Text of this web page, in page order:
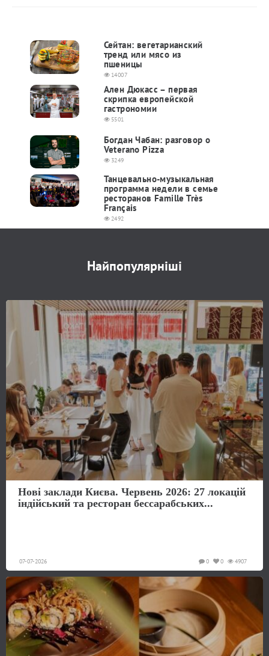
Сейтан: вегетарианский
тренд или мясо из
пшеницы
14007
Ален Дюкасс – первая
скрипка европейской
гастрономии
5501
Богдан Чабан: разговор о
Veterano Pizza
3249
Танцевально-музыкальная
программа недели в семье
ресторанов Famille Très
Français
2492
Найпопулярніші
Нові заклади Києва. Червень 2026: 27 локацій
індійський та ресторан бессарабських...
07-07-2026 4907
0
0